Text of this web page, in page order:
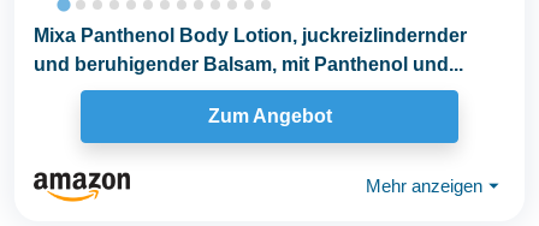
Mixa Panthenol Body Lotion, juckreizlindernder
und beruhigender Balsam, mit Panthenol und...
Zum Angebot
Mehr anzeigen ⏷